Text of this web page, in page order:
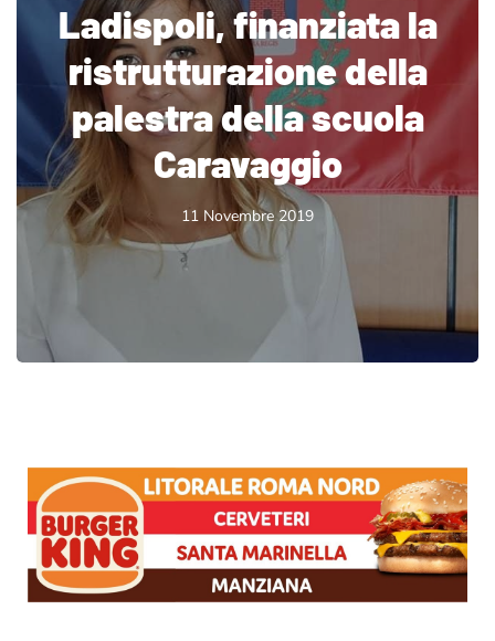
Ladispoli, finanziata la
ristrutturazione della
palestra della scuola
Caravaggio
11 Novembre 2019